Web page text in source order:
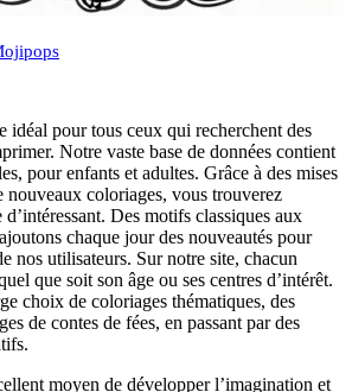
idéal pour tous ceux qui recherchent des
Notre vaste base de données contient
pour enfants et adultes. Grâce à des mises
nouveaux coloriages, vous trouverez
Des motifs classiques aux
chaque jour des nouveautés pour
nos utilisateurs. Sur notre site, chacun
que soit son âge ou ses centres d’intérêt.
choix de coloriages thématiques, des
de contes de fées, en passant par des
moyen de développer l’imagination et